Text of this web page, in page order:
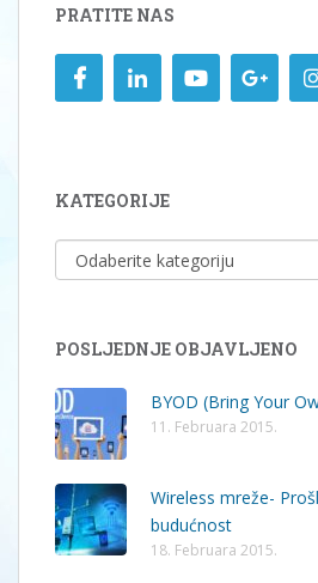
PRATITE NAS
KATEGORIJE
KATEGORIJE
POSLJEDNJE OBJAVLJENO
BYOD (Bring Your
11. Februara 2015.
Wireless mreže-
budućnost
18. Februara 2015.